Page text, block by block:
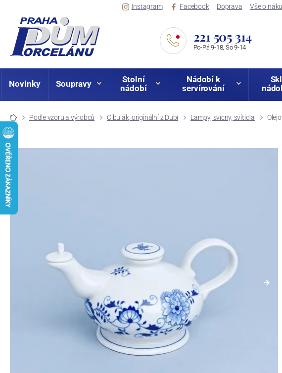
Instagram Facebook Doprava Vše o
221 505 314
Po-Pá 9-18, So 9-14
Novinky Soupravy
Stolní
nádobí
Nádobí k
servírování
Podle vzoru a výrobců Cibulák, originální z Dubí Lampy, svícny, svítidla